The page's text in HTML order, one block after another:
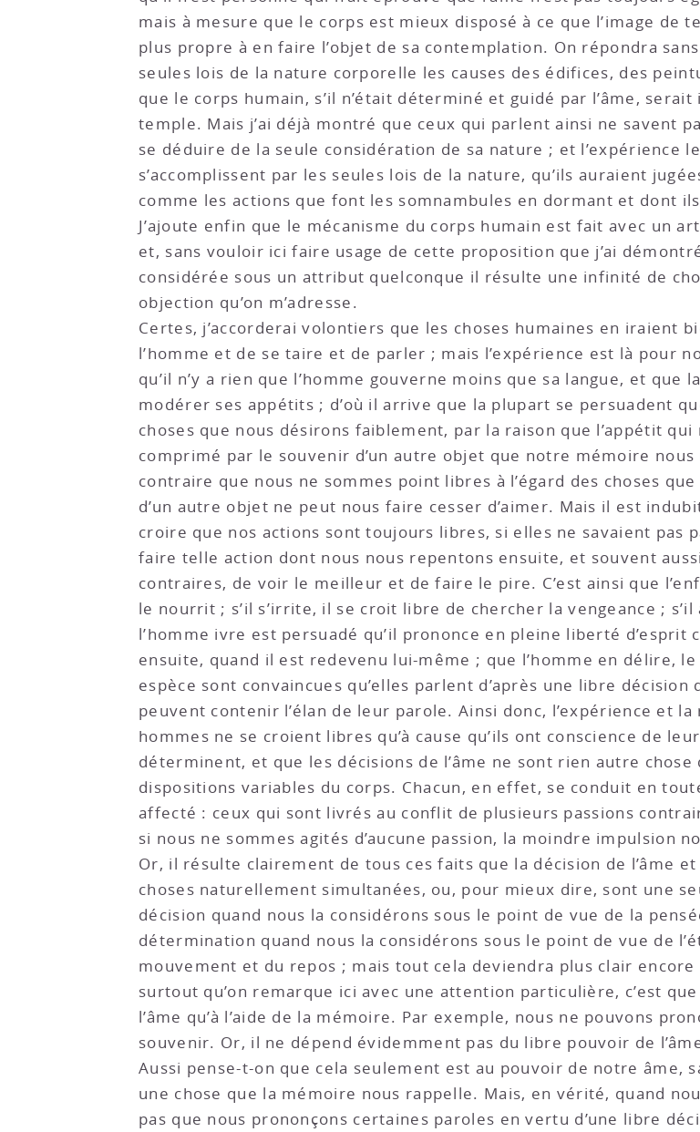
mais à mesure que le corps est mieux disposé à ce que l’image de
plus propre à en faire l’objet de sa contemplation. On répondra
seules lois de la nature corporelle les causes des édifices, des
que le corps humain, s’il n’était déterminé et guidé par l’âme,
temple. Mais j’ai déjà montré que ceux qui parlent ainsi ne savent
se déduire de la seule considération de sa nature ; et l’expérience
s’accomplissent par les seules lois de la nature, qu’ils auraient
comme les actions que font les somnambules en dormant et dont
J’ajoute enfin que le mécanisme du corps humain est fait avec un
et, sans vouloir ici faire usage de cette proposition que j’ai
considérée sous un attribut quelconque il résulte une infinité de
objection qu’on m’adresse.
Certes, j’accorderai volontiers que les choses humaines en iraient
l’homme et de se taire et de parler ; mais l’expérience est là pour
qu’il n’y a rien que l’homme gouverne moins que sa langue, et que
modérer ses appétits ; d’où il arrive que la plupart se persuadent
choses que nous désirons faiblement, par la raison que l’appétit
comprimé par le souvenir d’un autre objet que notre mémoire
contraire que nous ne sommes point libres à l’égard des choses
d’un autre objet ne peut nous faire cesser d’aimer. Mais il est
croire que nos actions sont toujours libres, si elles ne savaient pas
faire telle action dont nous nous repentons ensuite, et souvent
contraires, de voir le meilleur et de faire le pire. C’est ainsi que
le nourrit ; s’il s’irrite, il se croit libre de chercher la vengeance ;
l’homme ivre est persuadé qu’il prononce en pleine liberté
ensuite, quand il est redevenu lui-même ; que l’homme en délire,
espèce sont convaincues qu’elles parlent d’après une libre
peuvent contenir l’élan de leur parole. Ainsi donc, l’expérience et
hommes ne se croient libres qu’à cause qu’ils ont conscience de
déterminent, et que les décisions de l’âme ne sont rien autre
dispositions variables du corps. Chacun, en effet, se conduit en
affecté : ceux qui sont livrés au conflit de plusieurs passions
si nous ne sommes agités d’aucune passion, la moindre impulsion
Or, il résulte clairement de tous ces faits que la décision de l’âme
choses naturellement simultanées, ou, pour mieux dire, sont une
décision quand nous la considérons sous le point de vue de la
détermination quand nous la considérons sous le point de vue de
mouvement et du repos ; mais tout cela deviendra plus clair
surtout qu’on remarque ici avec une attention particulière, c’est
l’âme qu’à l’aide de la mémoire. Par exemple, nous ne pouvons
souvenir. Or, il ne dépend évidemment pas du libre pouvoir de
Aussi pense-t-on que cela seulement est au pouvoir de notre âme,
une chose que la mémoire nous rappelle. Mais, en vérité, quand
pas que nous prononçons certaines paroles en vertu d’une libre